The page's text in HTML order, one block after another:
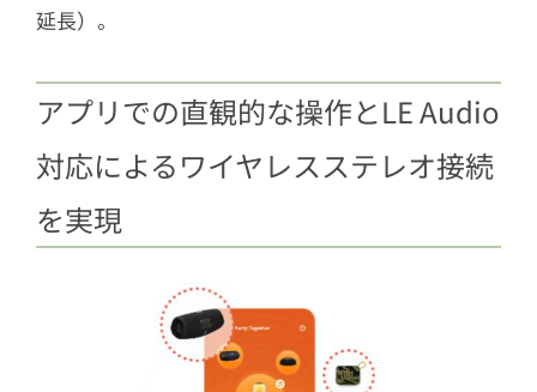
延長）。
アプリでの直観的な操作とLE Audio
対応によるワイヤレスステレオ接続
を実現